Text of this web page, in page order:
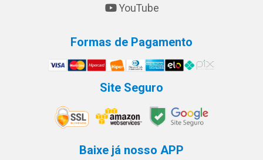
YouTube
Formas de Pagamento
Site Seguro
Baixe já nosso APP